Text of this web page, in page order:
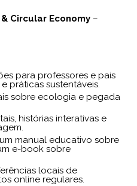
Circular Economy –
para professores e pais
práticas sustentáveis.
sobre ecologia e pegada
histórias interativas e
manual educativo sobre
e-book sobre
locais de
online regulares.